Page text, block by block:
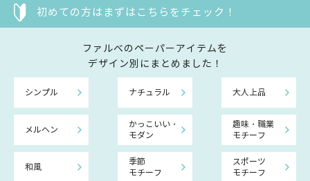
初めての方はまずはこちらをチェック！
ファルべのペーパーアイテムを
デザイン別にまとめました！
シンプル ナチュラル 大人上品
メルヘン
かっこいい・
モダン
趣味・職業
モチーフ
和風
季節
モチーフ
スポーツ
モチーフ